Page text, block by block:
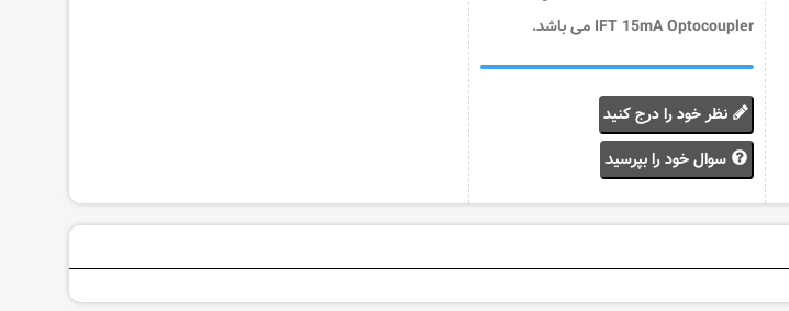
IFT 15mA Optocoupler می باشد.
نظر خود را درج کنید
سوال خود را بپرسید